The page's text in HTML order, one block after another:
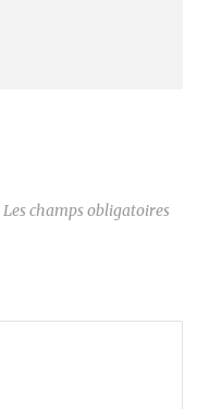
Les champs obligatoires